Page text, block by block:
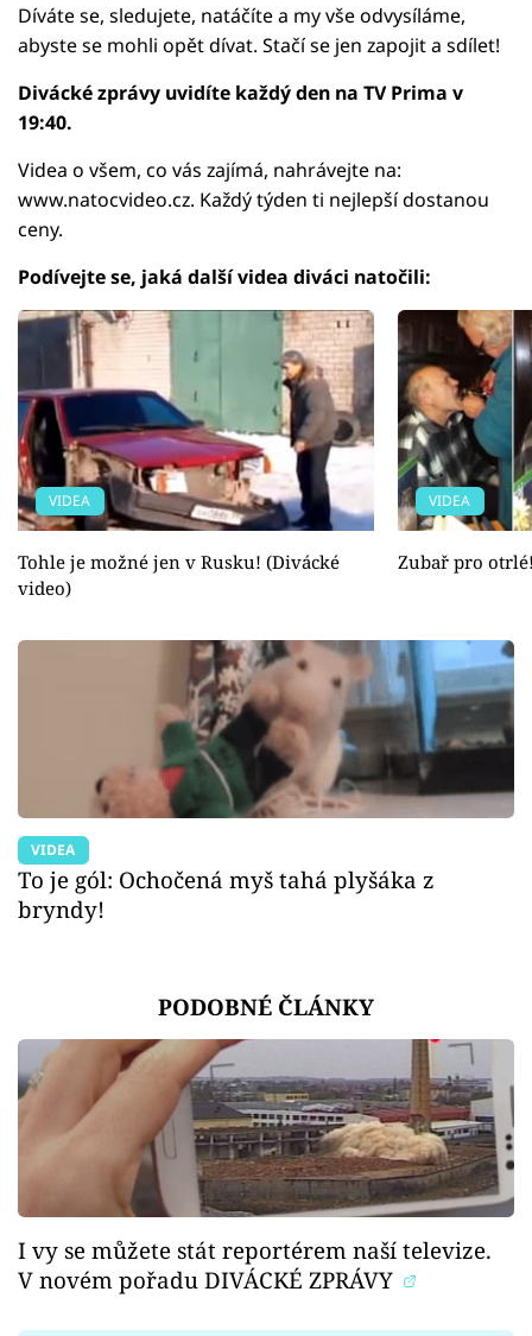
Díváte se, sledujete, natáčíte a my vše odvysíláme,
abyste se mohli opět dívat. Stačí se jen zapojit a sdílet!
Divácké zprávy uvidíte každý den na TV Prima v
19:40.
Videa o všem, co vás zajímá, nahrávejte na:
www.natocvideo.cz. Každý týden ti nejlepší dostanou
ceny.
Podívejte se, jaká další videa diváci natočili:
VIDEA
Tohle je možné jen v Rusku! (Divácké
video)
VIDEA
Zubař pro
VIDEA
To je gól: Ochočená myš tahá plyšáka z
bryndy!
PODOBNÉ ČLÁNKY
I vy se můžete stát reportérem naší televize.
V novém pořadu DIVÁCKÉ ZPRÁVY